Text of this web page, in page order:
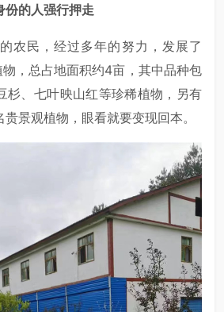
份的人强行押走
农民，经过多年的努力，发展了
，总占地面积约4亩，其中品种包
杉、七叶映山红等珍稀植物，另有
景观植物，眼看就要变现回本。